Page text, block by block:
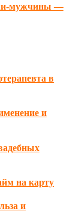
мужчины —
в
и
на карту
и